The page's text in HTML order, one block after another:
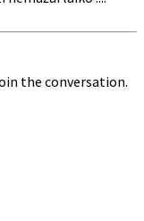
the conversation.